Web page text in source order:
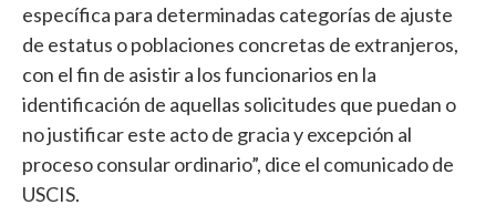
específica para determinadas categorías de ajuste
de estatus o poblaciones concretas de extranjeros,
con el fin de asistir a los funcionarios en la
identificación de aquellas solicitudes que puedan o
no justificar este acto de gracia y excepción al
proceso consular ordinario”, dice el comunicado de
USCIS.